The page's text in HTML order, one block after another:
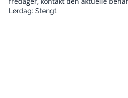
Lørdag: Stengt